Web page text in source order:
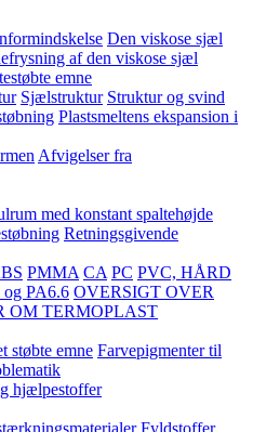
Den viskose sjæl
af den viskose sjæl
emne
Sjælstruktur Struktur og svind
Plastsmeltens ekspansion i
Afvigelser fra
med konstant spaltehøjde
Retningsgivende
PMMA CA PC PVC, HÅRD
og PA6.6 OVERSIGT OVER
OM TERMOPLAST
støbte emne Farvepigmenter til
hjælpestoffer
Fyldstoffer